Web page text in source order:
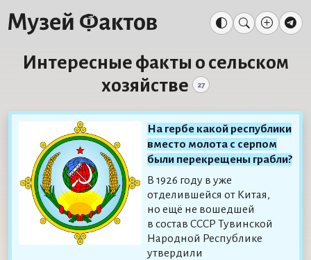
Интересные факты о сельском
хозяйстве
27
На гербе какой республики
вместо молота с серпом
были перекрещены грабли?
В 1926 году в уже
отделившейся от Китая,
но ещё не вошедшей
в состав СССР Тувинской
Народной Республике
утвердили